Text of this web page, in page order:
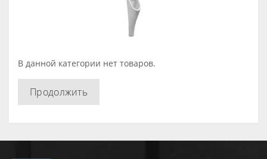
В данной категории нет товаров.
Продолжить